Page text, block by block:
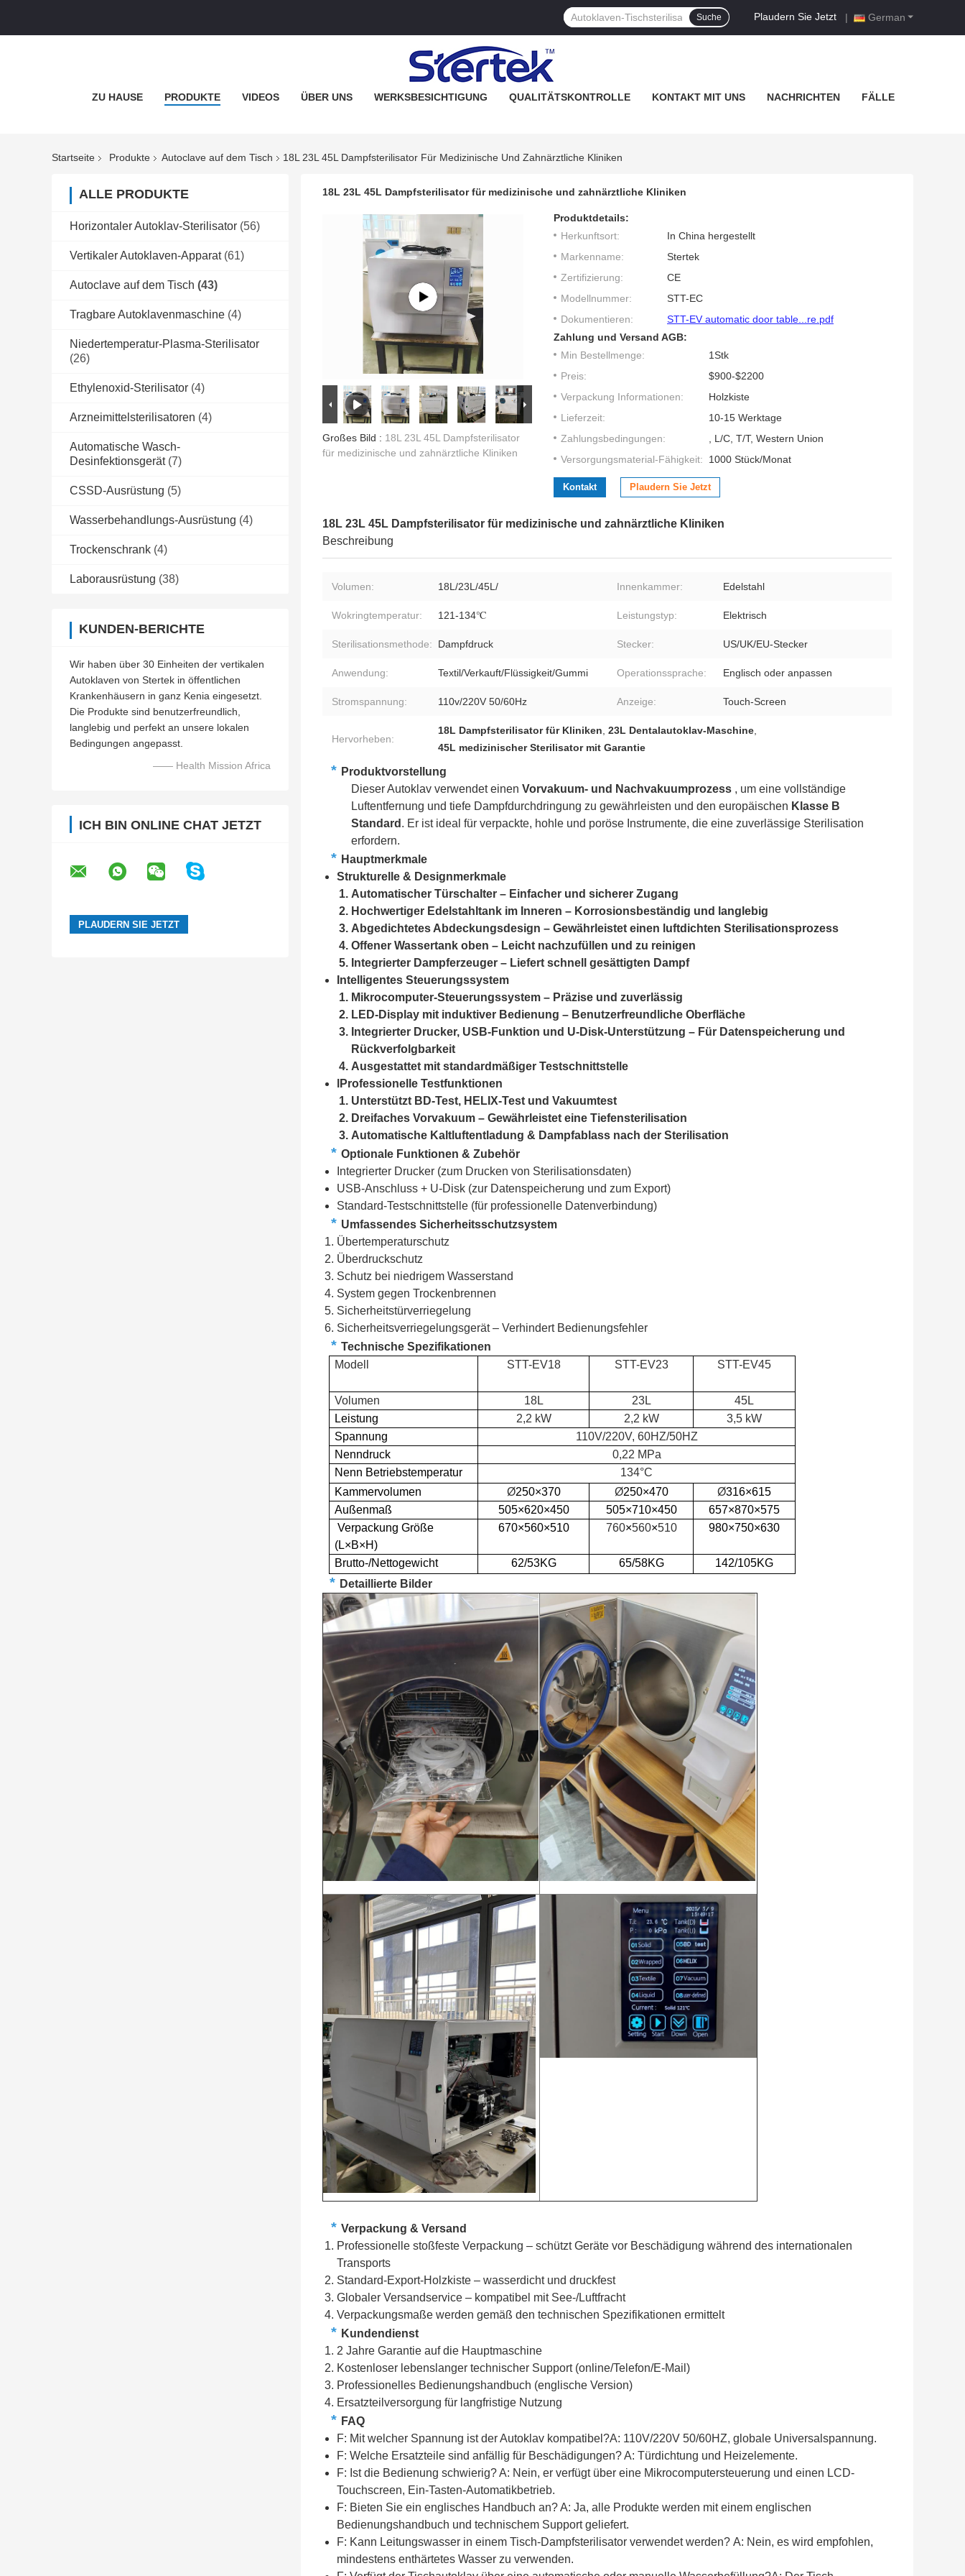
German
Plaudern Sie Jetzt |
Suche
ZU HAUSE PRODUKTE VIDEOS ÜBER UNS WERKSBESICHTIGUNG QUALITÄTSKONTROLLE KONTAKT MIT UNS NACHRICHTEN FÄLLE
Startseite Produkte Autoclave auf dem Tisch 18L 23L 45L Dampfsterilisator Für Medizinische Und Zahnärztliche Kliniken
ALLE PRODUKTE
Horizontaler Autoklav-Sterilisator (56)
Vertikaler Autoklaven-Apparat (61)
Autoclave auf dem Tisch (43)
Tragbare Autoklavenmaschine (4)
Niedertemperatur-Plasma-Sterilisator
(26)
Ethylenoxid-Sterilisator (4)
Arzneimittelsterilisatoren (4)
Automatische Wasch-
Desinfektionsgerät (7)
CSSD-Ausrüstung (5)
Wasserbehandlungs-Ausrüstung (4)
Trockenschrank (4)
Laborausrüstung (38)
KUNDEN-BERICHTE
Wir haben über 30 Einheiten der vertikalen
Autoklaven von Stertek in öffentlichen
Krankenhäusern in ganz Kenia eingesetzt.
Die Produkte sind benutzerfreundlich,
langlebig und perfekt an unsere lokalen
Bedingungen angepasst.
—— Health Mission Africa
ICH BIN ONLINE CHAT JETZT
18L 23L 45L Dampfsterilisator für medizinische und zahnärztliche Kliniken
Großes Bild : 18L 23L 45L Dampfsterilisator
für medizinische und zahnärztliche Kliniken
Produktdetails:
Herkunftsort:
In China hergestellt
Markenname:
Stertek
Zertifizierung:
CE
Modellnummer:
STT-EC
Dokumentieren:
STT-EV automatic door table...re.pdf
Zahlung und Versand AGB:
Min Bestellmenge:
1Stk
Preis:
$900-$2200
Verpackung Informationen:
Holzkiste
Lieferzeit:
10-15 Werktage
Zahlungsbedingungen:
, L/C, T/T, Western Union
Versorgungsmaterial-Fähigkeit:
1000 Stück/Monat
Kontakt Plaudern Sie Jetzt
18L 23L 45L Dampfsterilisator für medizinische und zahnärztliche Kliniken
Beschreibung
Volumen: 18L/23L/45L/ Innenkammer: Edelstahl
Wokringtemperatur: 121-134℃ Leistungstyp: Elektrisch
Sterilisationsmethode: Dampfdruck Stecker: US/UK/EU-Stecker
Anwendung: Textil/Verkauft/Flüssigkeit/Gummi Operationssprache: Englisch oder anpassen
Stromspannung: 110v/220V 50/60Hz Anzeige: Touch-Screen
Hervorheben:
18L Dampfsterilisator für Kliniken, 23L Dentalautoklav-Maschine,
45L medizinischer Sterilisator mit Garantie
* Produktvorstellung
Dieser Autoklav verwendet einen Vorvakuum- und Nachvakuumprozess , um eine vollständige
Luftentfernung und tiefe Dampfdurchdringung zu gewährleisten und den europäischen Klasse B
Standard . Er ist ideal für verpackte, hohle und poröse Instrumente, die eine zuverlässige Sterilisation
erfordern.
* Hauptmerkmale
Strukturelle & Designmerkmale
Automatischer Türschalter – Einfacher und sicherer Zugang
Hochwertiger Edelstahltank im Inneren – Korrosionsbeständig und langlebig
Abgedichtetes Abdeckungsdesign – Gewährleistet einen luftdichten Sterilisationsprozess
Offener Wassertank oben – Leicht nachzufüllen und zu reinigen
Integrierter Dampferzeuger – Liefert schnell gesättigten Dampf
Intelligentes Steuerungssystem
Mikrocomputer-Steuerungssystem – Präzise und zuverlässig
LED-Display mit induktiver Bedienung – Benutzerfreundliche Oberfläche
Integrierter Drucker, USB-Funktion und U-Disk-Unterstützung – Für Datenspeicherung und
Rückverfolgbarkeit
Ausgestattet mit standardmäßiger Testschnittstelle
lProfessionelle Testfunktionen
Unterstützt BD-Test, HELIX-Test und Vakuumtest
Dreifaches Vorvakuum – Gewährleistet eine Tiefensterilisation
Automatische Kaltluftentladung & Dampfablass nach der Sterilisation
* Optionale Funktionen & Zubehör
Integrierter Drucker (zum Drucken von Sterilisationsdaten)
USB-Anschluss + U-Disk (zur Datenspeicherung und zum Export)
Standard-Testschnittstelle (für professionelle Datenverbindung)
* Umfassendes Sicherheitsschutzsystem
Übertemperaturschutz
Überdruckschutz
Schutz bei niedrigem Wasserstand
System gegen Trockenbrennen
Sicherheitstürverriegelung
Sicherheitsverriegelungsgerät – Verhindert Bedienungsfehler
* Technische Spezifikationen
Modell
STT-EV18 STT-EV23 STT-EV45
Volumen 18L 23L
45L
Leistung
2,2 kW 2,2 kW
3,5 kW
Spannung
110V/220V, 60HZ/50HZ
Nenndruck
0,22 MPa
Nenn Betriebstemperatur
134°C
Kammervolumen
Ø250×370 Ø250×470 Ø316×615
Außenmaß
505×620×450 505×710×450
657×870×575
VerpackungGröße
(L×B×H)
670×560×510 760×560×510 980×750×630
Brutto-/Nettogewicht 62/53KG 65/58KG 142/105KG
* Detaillierte Bilder
* Verpackung & Versand
Professionelle stoßfeste Verpackung – schützt Geräte vor Beschädigung während des internationalen
Transports
Standard-Export-Holzkiste – wasserdicht und druckfest
Globaler Versandservice – kompatibel mit See-/Luftfracht
Verpackungsmaße werden gemäß den technischen Spezifikationen ermittelt
* Kundendienst
2 Jahre Garantie auf die Hauptmaschine
Kostenloser lebenslanger technischer Support (online/Telefon/E-Mail)
Professionelles Bedienungshandbuch (englische Version)
Ersatzteilversorgung für langfristige Nutzung
* FAQ
F: Mit welcher Spannung ist der Autoklav kompatibel?A: 110V/220V 50/60HZ, globale Universalspannung.
F: Welche Ersatzteile sind anfällig für Beschädigungen? A: Türdichtung und Heizelemente.
F: Ist die Bedienung schwierig? A: Nein, er verfügt über eine Mikrocomputersteuerung und einen LCD-
Touchscreen, Ein-Tasten-Automatikbetrieb.
F: Bieten Sie ein englisches Handbuch an? A: Ja, alle Produkte werden mit einem englischen
Bedienungshandbuch und technischem Support geliefert.
F: Kann Leitungswasser in einem Tisch-Dampfsterilisator verwendet werden? A: Nein, es wird empfohlen,
mindestens enthärtetes Wasser zu verwenden.